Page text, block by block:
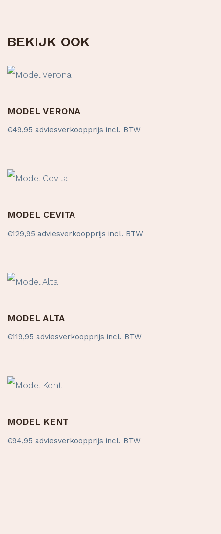
BEKIJK OOK
MODEL VERONA
€49,95 adviesverkoopprijs incl. BTW
MODEL CEVITA
€129,95 adviesverkoopprijs incl. BTW
MODEL ALTA
€119,95 adviesverkoopprijs incl. BTW
MODEL KENT
€94,95 adviesverkoopprijs incl. BTW